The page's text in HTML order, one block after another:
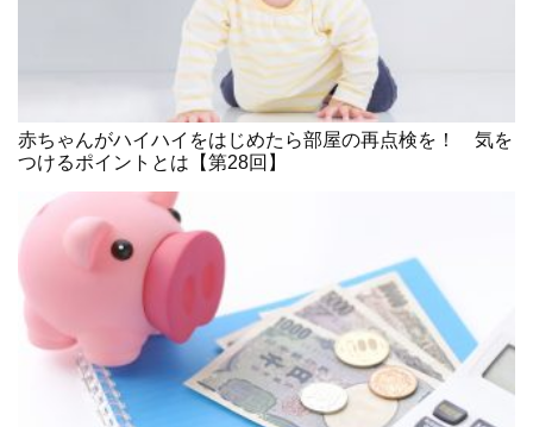
赤ちゃんがハイハイをはじめたら部屋の再点検を！ 気を
つけるポイントとは【第28回】